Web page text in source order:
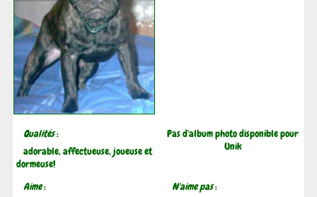
Qualités:
adorable, affectueuse, joueuse et
dormeuse!
Pas d'album photo disponible pour
Unik
Aime:
N'aime pas: